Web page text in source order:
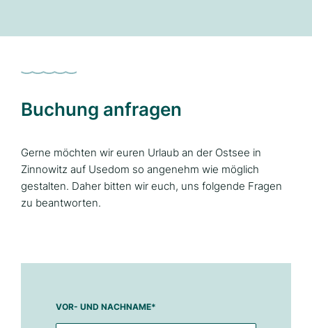
Buchung anfragen
Gerne möchten wir euren Urlaub an der Ostsee in
Zinnowitz auf Usedom so angenehm wie möglich
gestalten. Daher bitten wir euch, uns folgende Fragen
zu beantworten.
VOR- UND NACHNAME*